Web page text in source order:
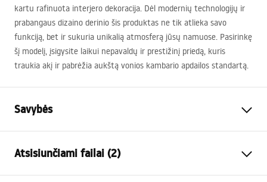
kartu rafinuota interjero dekoracija. Dėl modernių technologijų ir
prabangaus dizaino derinio šis produktas ne tik atlieka savo
funkciją, bet ir sukuria unikalią atmosferą jūsų namuose. Pasirinkę
šį modelį, įsigysite laikui nepavaldų ir prestižinį priedą, kuris
traukia akį ir pabrėžia aukštą vonios kambario apdailos standartą.
Savybės
Montavimo būdas
Spalva
Šlifuotas auksas
Atsisiunčiami failai (2)